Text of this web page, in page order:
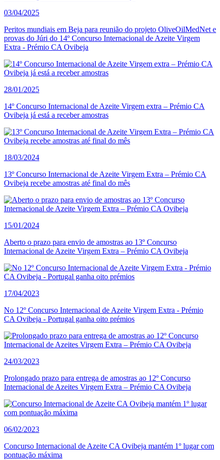
03/04/2025
Peritos mundiais em Beja para reunião do projeto OliveOilMedNet e
provas do Júri do 14º Concurso Internacional de Azeite Virgem
Extra - Prémio CA Ovibeja
28/01/2025
14º Concurso Internacional de Azeite Virgem extra – Prémio CA
Ovibeja já está a receber amostras
18/03/2024
13º Concurso Internacional de Azeite Virgem Extra – Prémio CA
Ovibeja recebe amostras até final do mês
15/01/2024
Aberto o prazo para envio de amostras ao 13º Concurso
Internacional de Azeite Virgem Extra – Prémio CA Ovibeja
17/04/2023
No 12º Concurso Internacional de Azeite Virgem Extra - Prémio
CA Ovibeja - Portugal ganha oito prémios
24/03/2023
Prolongado prazo para entrega de amostras ao 12º Concurso
Internacional de Azeites Virgem Extra – Prémio CA Ovibeja
06/02/2023
Concurso Internacional de Azeite CA Ovibeja mantém 1º lugar com
pontuação máxima